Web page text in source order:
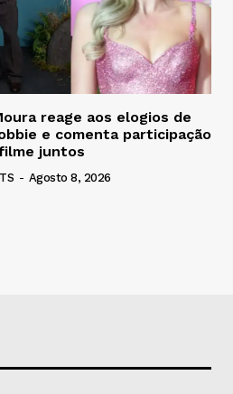
reage aos elogios de
e comenta participação
juntos
- Agosto 8, 2026